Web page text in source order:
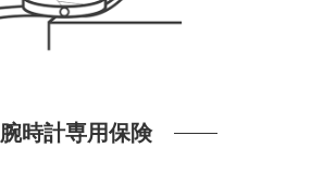
腕時計専用保険